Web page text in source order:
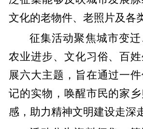
文化的老物件、老照片及各
征集活动聚焦城市变迁
农业进步、文化习俗、百
展六大主题，旨在通过一
记的实物，唤醒市民的家
感，助力精神文明建设走深